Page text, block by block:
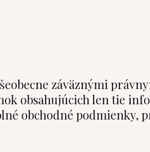
záväznými
obsahujúcich len tie
obchodné podmienky,